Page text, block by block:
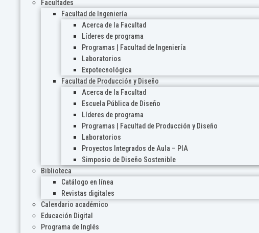
Facultades
Facultad de Ingeniería
Acerca de la Facultad
Líderes de programa
Programas | Facultad de Ingeniería
Laboratorios
Expotecnológica
Facultad de Producción y Diseño
Acerca de la Facultad
Escuela Pública de Diseño
Líderes de programa
Programas | Facultad de Producción y Diseño
Laboratorios
Proyectos Integrados de Aula – PIA
Simposio de Diseño Sostenible
Biblioteca
Catálogo en línea
Revistas digitales
Calendario académico
Educación Digital
Programa de Inglés